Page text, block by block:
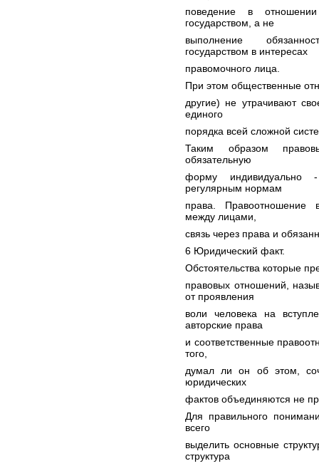
поведение в
государством, а не
выполнение
государством в интересах
правомочного лица.
При этом общественные
другие) не утрачивают
единого
порядка всей сложной
Таким образом
обязательную
форму индивидуально
регулярным нормам
права. Правоотношение
между лицами,
связь через права и
6 Юридический факт.
Обстоятельства которые
правовых отношений,
от проявления
воли человека на
авторские права
и соответственные
того,
думал ли он об этом,
юридических
фактов объединяются не
Для правильного
всего
выделить основные
структура